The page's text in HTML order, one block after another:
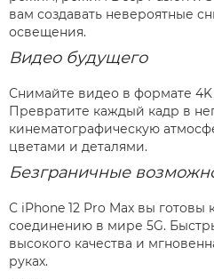
вам создавать невероятные
освещения.
Видео будущего
Снимайте видео в формате 4K
Превратите каждый кадр в
кинематографическую
цветами и деталями.
Безграничные
С iPhone 12 Pro Max вы
соединению в мире 5G.
высокого качества и
руках.